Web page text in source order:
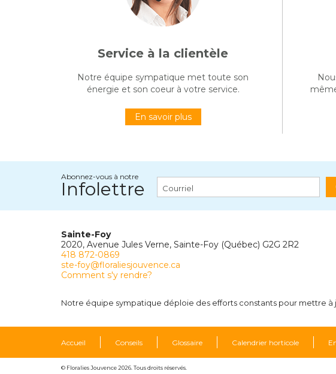
Service à la clientèle
Notre équipe sympatique met toute son
énergie et son coeur à votre service.
En savoir plus
Abonnez-vous à notre
Infolettre
Sainte-Foy
2020, Avenue Jules Verne, Sainte-Foy (Québec) G2G 2R2
418 872-0869
ste-foy@floraliesjouvence.ca
Comment s'y rendre?
Notre équipe sympatique déploie des efforts constants pour mettre à
Accueil Conseils Glossaire Calendrier horticole
© Floralies Jouvence 2026. Tous droits réservés.